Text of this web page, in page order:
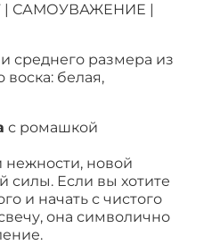
| САМОУВАЖЕНИЕ |
среднего размера из
воска: белая,
с ромашкой
новой
силы. Если вы хотите
и начать с чистого
она символично